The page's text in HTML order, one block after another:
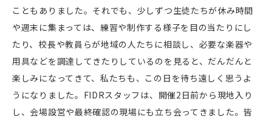
こともありました。それでも、少しずつ生徒たちが休み時間
や週末に集まっては、練習や制作する様子を目の当たりにし
たり、校長や教員らが地域の人たちに相談し、必要な楽器や
用具などを調達してきたりしているのを見ると、だんだんと
楽しみになってきて、私たちも、この日を待ち遠しく思うよ
うになりました。FIDRスタッフは、開催2日前から現地入り
し、会場設営や最終確認の現場にも立ち会ってきました。皆